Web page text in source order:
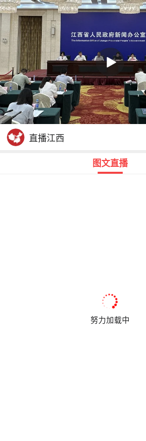
回顾 00:00
直播江西
图文直播
努力加载中